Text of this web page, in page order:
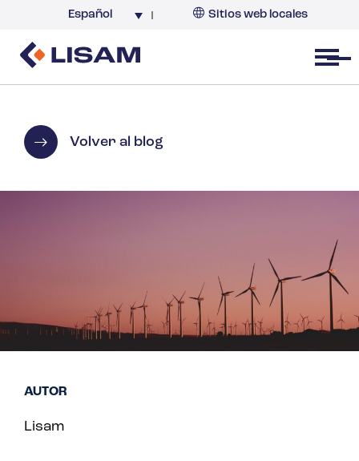
Español Sitios web locales
Open menu
Volver al blog
AUTOR
Lisam